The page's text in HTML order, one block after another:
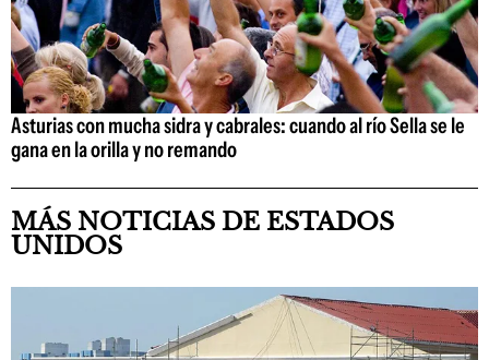
Asturias con mucha sidra y cabrales: cuando al río Sella se le
gana en la orilla y no remando
MÁS NOTICIAS DE ESTADOS
UNIDOS